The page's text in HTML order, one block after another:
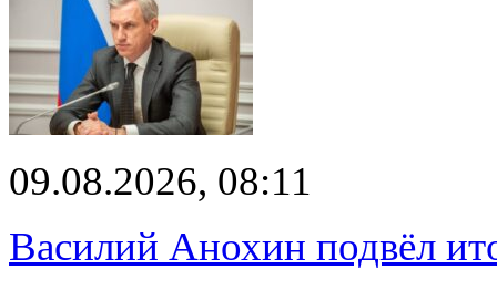
09.08.2026, 08:11
Василий Анохин подвёл